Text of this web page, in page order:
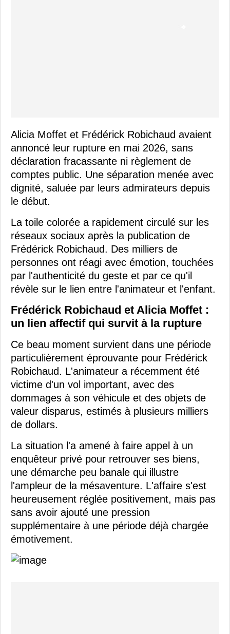
Alicia Moffet et Frédérick Robichaud avaient
annoncé leur rupture en mai 2026, sans
déclaration fracassante ni règlement de
comptes public. Une séparation menée avec
dignité, saluée par leurs admirateurs depuis
le début.
La toile colorée a rapidement circulé sur les
réseaux sociaux après la publication de
Frédérick Robichaud. Des milliers de
personnes ont réagi avec émotion, touchées
par l'authenticité du geste et par ce qu'il
révèle sur le lien entre l'animateur et l'enfant.
Frédérick Robichaud et Alicia Moffet :
un lien affectif qui survit à la rupture
Ce beau moment survient dans une période
particulièrement éprouvante pour Frédérick
Robichaud. L'animateur a récemment été
victime d'un vol important, avec des
dommages à son véhicule et des objets de
valeur disparus, estimés à plusieurs milliers
de dollars.
La situation l'a amené à faire appel à un
enquêteur privé pour retrouver ses biens,
une démarche peu banale qui illustre
l'ampleur de la mésaventure. L'affaire s'est
heureusement réglée positivement, mais pas
sans avoir ajouté une pression
supplémentaire à une période déjà chargée
émotivement.